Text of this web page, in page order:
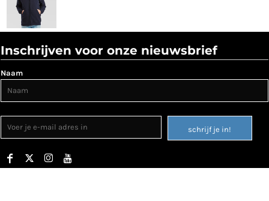
Inschrijven voor onze nieuwsbrief
Naam
schrijf je in!